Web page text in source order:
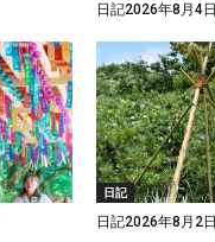
日記2026年8月4日
日記
日記2026年8月2日